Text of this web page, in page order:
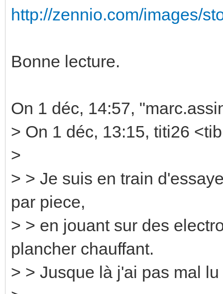
http://zennio.com/images/
Bonne lecture.
On 1 déc, 14:57,
> On 1 déc, 13:15, titi26
>
> > Je suis en train
par piece,
> > en jouant sur des
plancher chauffant.
> > Jusque là j'ai pas mal